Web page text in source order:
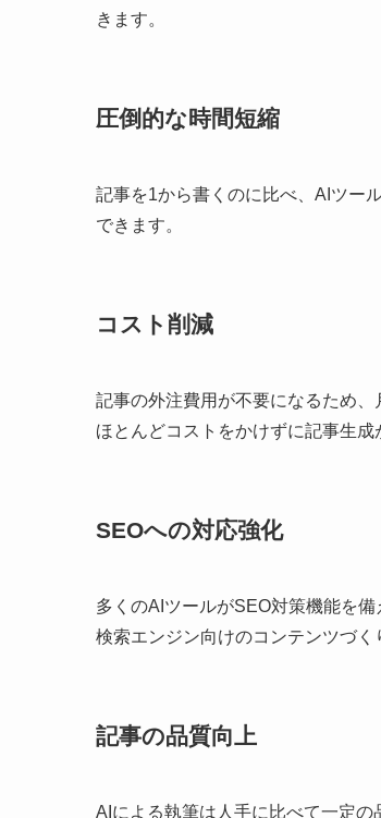
きます。
圧倒的な時間短縮
記事を1から書くのに比べ、AIツー
できます。
コスト削減
記事の外注費用が不要になるため
ほとんどコストをかけずに記事生成
SEOへの対応強化
多くのAIツールがSEO対策機能を
検索エンジン向けのコンテンツづく
記事の品質向上
AIによる執筆は人手に比べて一定